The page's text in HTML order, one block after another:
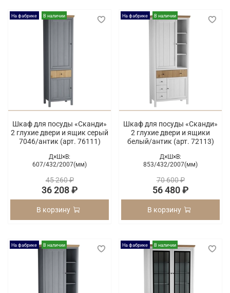
На фабрике В наличии
Шкаф для посуды «Сканди»
2 глухие двери и ящик серый
7046/антик (арт. 76111)
Д×Ш×В:
607/432/2007(мм)
45 260 ₽
36 208 ₽
В корзину
На фабрике В наличии
Шкаф для посуды «Сканди»
2 глухие двери и ящики
белый/антик (арт. 72113)
Д×Ш×В:
853/432/2007(мм)
70 600 ₽
56 480 ₽
В корзину
На фабрике В наличии На фабрике В наличии